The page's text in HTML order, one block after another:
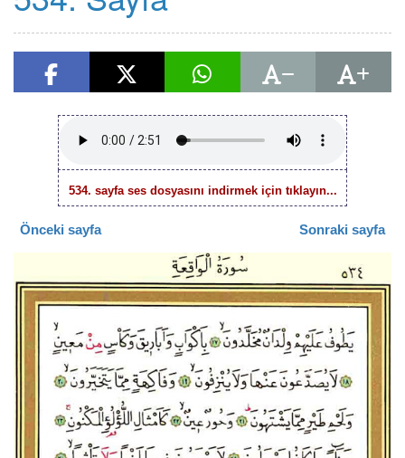
534. sayfa ses dosyasını indirmek için tıklayın...
Önceki sayfa Sonraki sayfa